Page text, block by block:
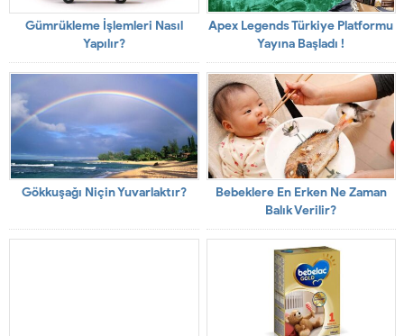
Gümrükleme İşlemleri Nasıl
Yapılır?
Apex Legends Türkiye Platformu
Yayına Başladı !
Gökkuşağı Niçin Yuvarlaktır?
Bebeklere En Erken Ne Zaman
Balık Verilir?